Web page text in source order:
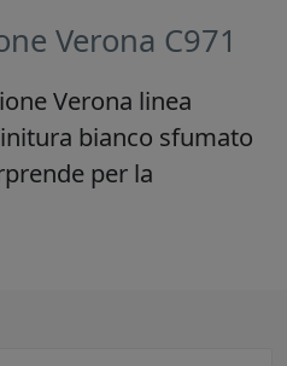
Verona C971
Verona linea
bianco sfumato
per la